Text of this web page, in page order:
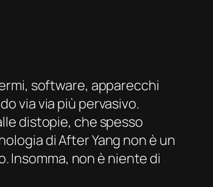
software, apparecchi
via via più pervasivo.
distopie, che spesso
diAfter Yang non è un
Insomma, non è niente di